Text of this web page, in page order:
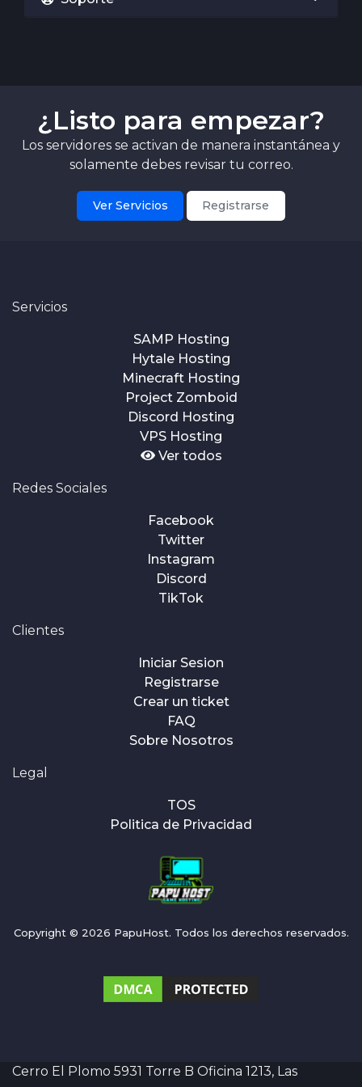
¿Listo para empezar?
Los servidores se activan de manera instantánea y
solamente debes revisar tu correo.
Ver Servicios Registrarse
Servicios
SAMP Hosting
Hytale Hosting
Minecraft Hosting
Project Zomboid
Discord Hosting
VPS Hosting
Ver todos
Redes Sociales
Facebook
Twitter
Instagram
Discord
TikTok
Clientes
Iniciar Sesion
Registrarse
Crear un ticket
FAQ
Sobre Nosotros
Legal
TOS
Politica de Privacidad
Copyright © 2026 PapuHost. Todos los derechos reservados.
Cerro El Plomo 5931 Torre B Oficina 1213, Las